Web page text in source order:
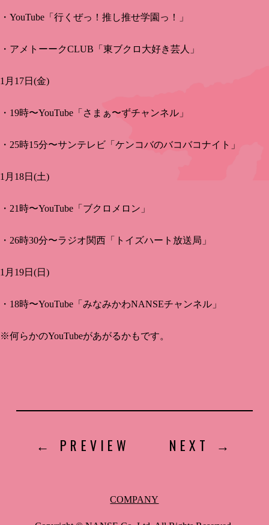
・YouTube「行くぜっ！推し推せ学園っ！」
・アメトーークCLUB「東ブクロ大好き芸人」
1月17日(金)
・19時〜YouTube「さまぁ〜ずチャンネル」
・25時15分〜サンテレビ「ケンコバのバコバコナイト」
1月18日(土)
・21時〜YouTube「ブクロメロン」
・26時30分〜ラジオ関西「トイズハート放送局」
1月19日(日)
・18時〜YouTube「みなみかわNANSEチャンネル」
※何らかのYouTubeがあがるかもです。
COMPANY